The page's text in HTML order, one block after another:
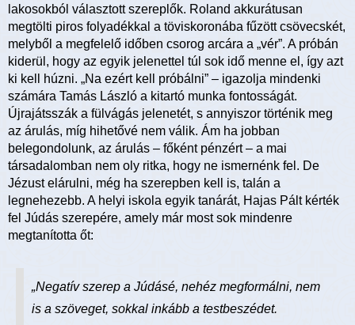
lakosokból választott szereplők. Roland akkurátusan
megtölti piros folyadékkal a töviskoronába fűzött csövecskét,
melyből a megfelelő időben csorog arcára a „vér”. A próbán
kiderül, hogy az egyik jelenettel túl sok idő menne el, így azt
ki kell húzni. „Na ezért kell próbálni” – igazolja mindenki
számára Tamás László a kitartó munka fontosságát.
Újrajátsszák a fülvágás jelenetét, s annyiszor történik meg
az árulás, míg hihetővé nem válik. Ám ha jobban
belegondolunk, az árulás – főként pénzért – a mai
társadalomban nem oly ritka, hogy ne ismernénk fel. De
Jézust elárulni, még ha szerepben kell is, talán a
legnehezebb. A helyi iskola egyik tanárát, Hajas Pált kérték
fel Júdás szerepére, amely már most sok mindenre
megtanította őt:
„Negatív szerep a Júdásé, nehéz megformálni, nem
is a szöveget, sokkal inkább a testbeszédet.